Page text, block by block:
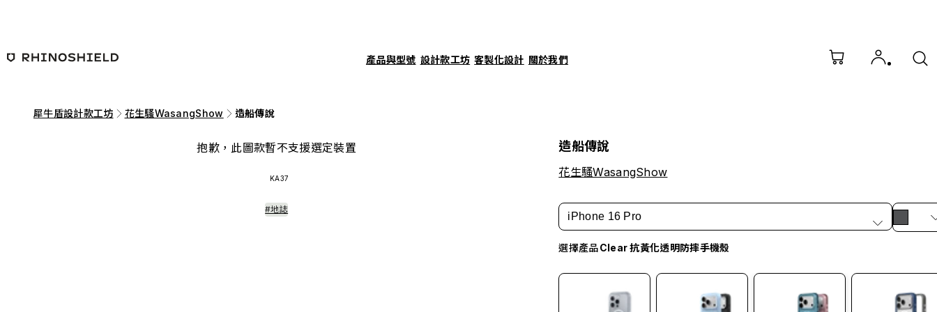
產品與型號 設計款工坊 客製化設計 關於我們
犀牛盾設計款工坊 花生騷WasangShow 造船傳說
抱歉，此圖款暫不支援選定裝置
KA37
#地誌
造船傳說
花生騷WasangShow
iPhone 16 Pro
選擇產品Clear 抗黃化透明防摔手機殼